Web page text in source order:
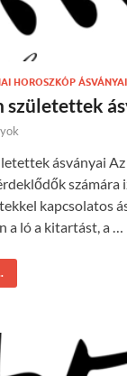
HOROSZKÓP ÁSVÁNYAI
születettek
ásványai
számára
kapcsolatos
a ló a kitartást, a …